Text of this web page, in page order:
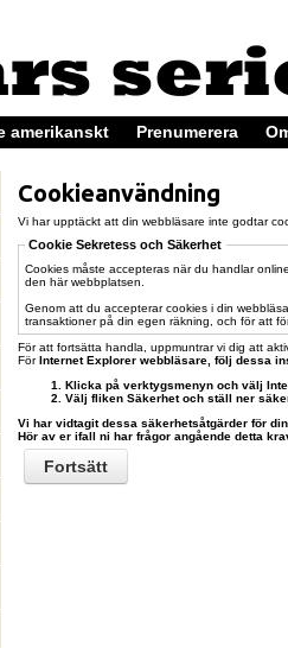
amerikanskt Prenumerera
Cookieanvändning
Vi har upptäckt att din webbläsare inte godtar
Cookie Sekretess och Säkerhet
Cookies måste accepteras när du handlar
den här webbplatsen.
Genom att du accepterar cookies i din
transaktioner på din egen räkning, och för att
För att fortsätta handla, uppmuntrar vi dig att
FörInternet Explorer webbläsare, följ dessa
Klicka på verktygsmenyn och välj
Välj fliken Säkerhet och ställ ner
Vi har vidtagit dessa säkerhetsåtgärder för
Hör av er ifall ni har frågor angående detta
Fortsätt